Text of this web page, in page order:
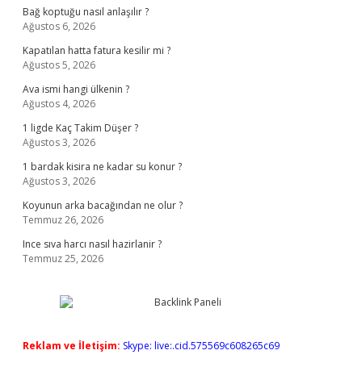
Bağ koptuğu nasıl anlaşılır ?
Ağustos 6, 2026
Kapatılan hatta fatura kesilir mi ?
Ağustos 5, 2026
Ava ismi hangi ülkenin ?
Ağustos 4, 2026
1 ligde Kaç Takim Düşer ?
Ağustos 3, 2026
1 bardak kisira ne kadar su konur ?
Ağustos 3, 2026
Koyunun arka bacağından ne olur ?
Temmuz 26, 2026
Ince sıva harcı nasıl hazirlanir ?
Temmuz 25, 2026
Reklam ve İletişim: Skype: live:.cid.575569c608265c69